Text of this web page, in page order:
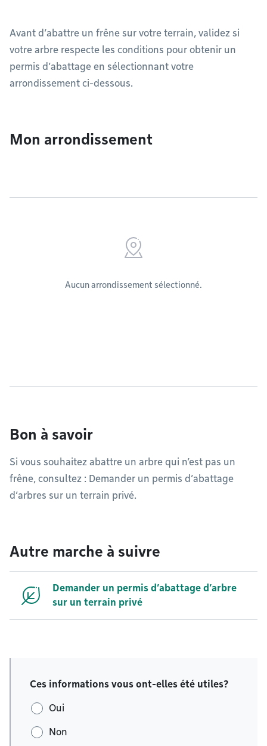
Avant d’abattre un frêne sur votre terrain, validez si
votre arbre respecte les conditions pour obtenir un
permis d’abattage en sélectionnant votre
arrondissement ci-dessous.
Mon arrondissement
Aucun arrondissement sélectionné.
Bon à savoir
Si vous souhaitez abattre un arbre qui n’est pas un
frêne, consultez : Demander un permis d’abattage
d’arbres sur un terrain privé.
Autre marche à suivre
Demander un permis d’abattage d’arbre
sur un terrain privé
Ces informations vous ont-elles été utiles?
Oui
Non